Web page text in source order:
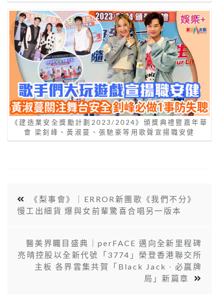
《建造業安全獎勵計劃2023/2024》頒獎典禮暨嘉年華
會 梁釗峰、黃淑蔓、張馳豪等用歌聲宣揚職安健
《梨事會》｜ERROR新團歌《我們不分》
慢工出細貨 爆與女前輩驚喜合唱另一版本
醫美界矚目盛典｜perFACE 邁向全新里程碑
亮晴控股以全新代號「3774」榮登香港聯交所
主板 各界雲集共賀「Black Jack ∙ 必贏牌
局」新篇章